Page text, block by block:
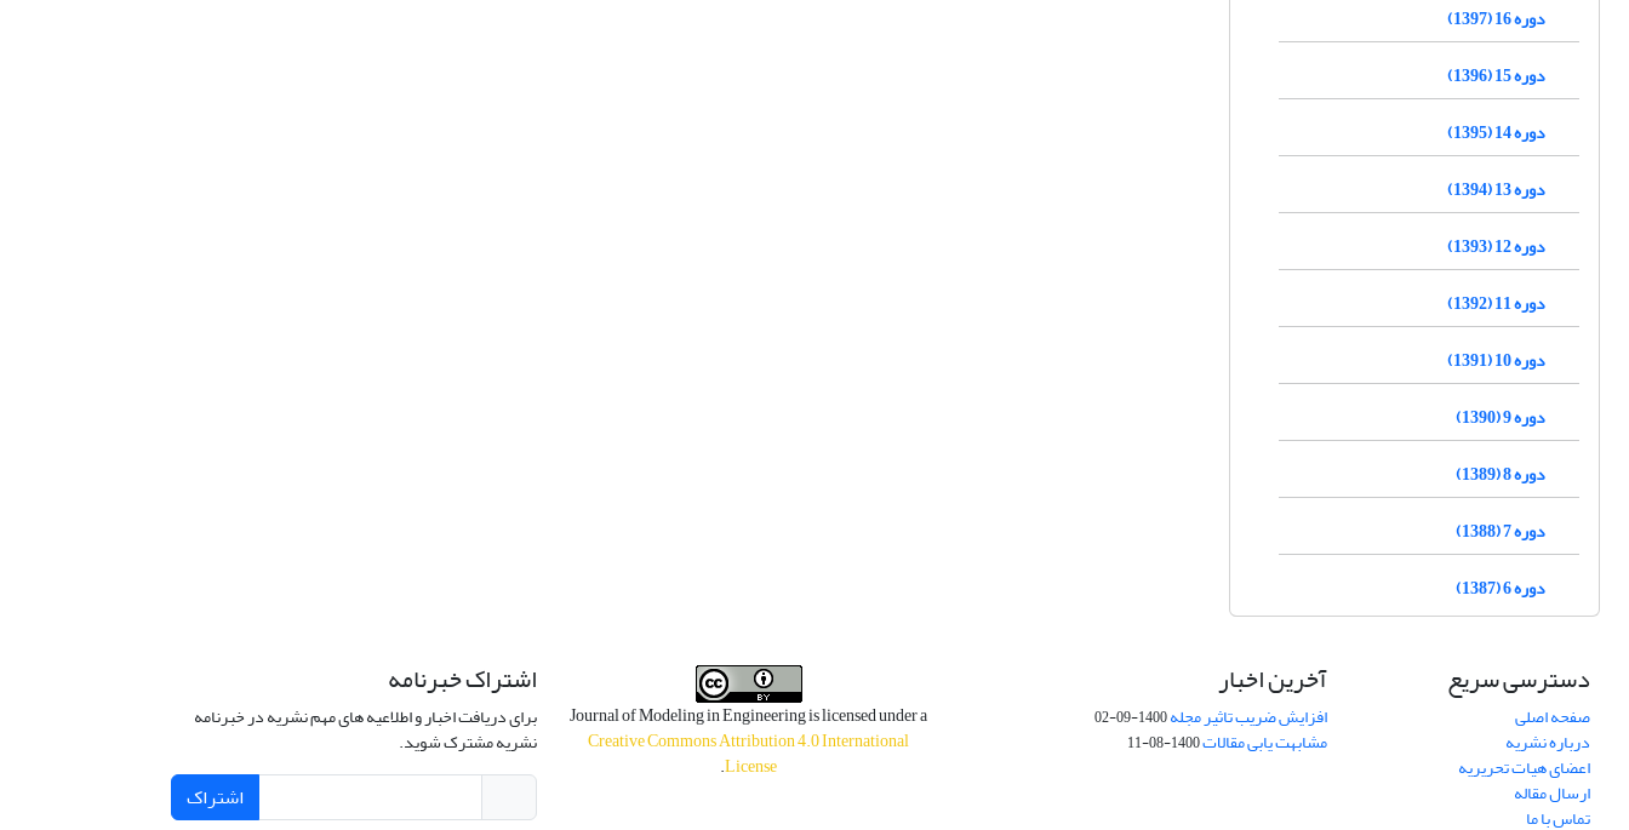
دوره 16 (1397)
دوره 15 (1396)
دوره 14 (1395)
دوره 13 (1394)
دوره 12 (1393)
دوره 11 (1392)
دوره 10 (1391)
دوره 9 (1390)
دوره 8 (1389)
دوره 7 (1388)
دوره 6 (1387)
دسترسی سریع
صفحه اصلی
درباره نشریه
اعضای هیات تحریریه
ارسال مقاله
تماس با ما
آخرین اخبار
افزایش ضریب تاثیر مجله1400-09-02
مشابهت یابی مقالات1400-08-11
Journal of Modeling in Engineering is licensed under a
Creative Commons Attribution 4.0 International
License
.
اشتراک خبرنامه
برای دریافت اخبار و اطلاعیه های مهم نشریه در خبرنامه
نشریه مشترک شوید.
اشتراک